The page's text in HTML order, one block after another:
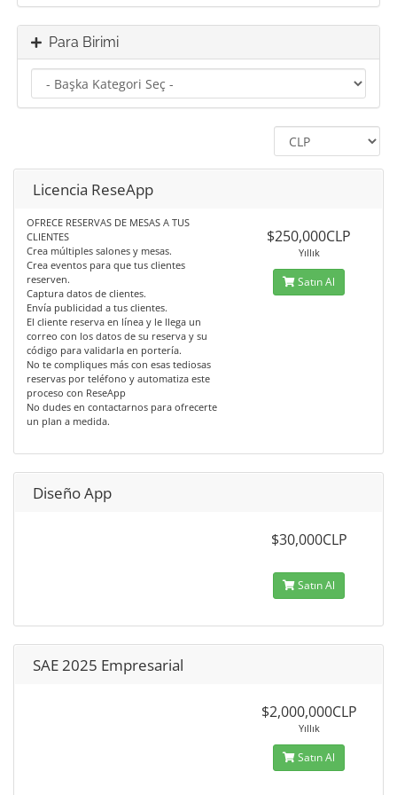
Para Birimi
Licencia ReseApp
OFRECE RESERVAS DE MESAS A TUS
CLIENTES
Crea múltiples salones y mesas.
Crea eventos para que tus clientes
reserven.
Captura datos de clientes.
Envía publicidad a tus clientes.
El cliente reserva en línea y le llega un
correo con los datos de su reserva y su
código para validarla en portería.
No te compliques más con esas tediosas
reservas por teléfono y automatiza este
proceso con ReseApp
No dudes en contactarnos para ofrecerte
un plan a medida.
$250,000CLP
Yıllık
Satın Al
Diseño App
$30,000CLP
Satın Al
SAE 2025 Empresarial
$2,000,000CLP
Yıllık
Satın Al